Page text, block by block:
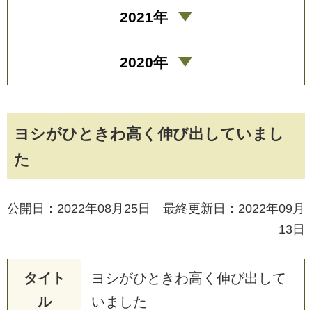
ヨシがひときわ高く伸び出していまし
た
公開日：2022年08月25日 最終更新日：2022年09月
13日
タイト
ル
ヨ シがひと き わ高 く 伸び出 して
い ま した
2021年
2020年